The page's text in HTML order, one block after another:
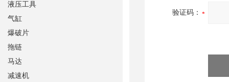
验证码：
液压工具
气缸
爆破片
拖链
马达
减速机